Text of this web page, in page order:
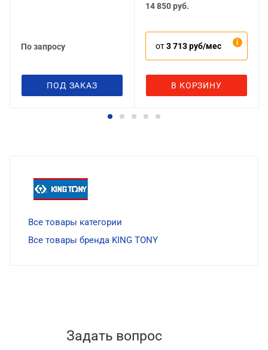
По запросу
ПОД ЗАКАЗ
14 850руб.
от3 713 руб/мес
В КОРЗИНУ
Все товары категории
Все товары бренда KING TONY
Задать вопрос